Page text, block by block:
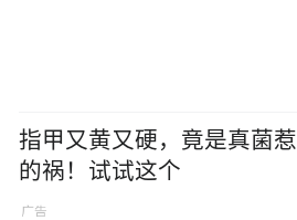
指甲又黄又硬，竟是真菌惹
的祸！试试这个